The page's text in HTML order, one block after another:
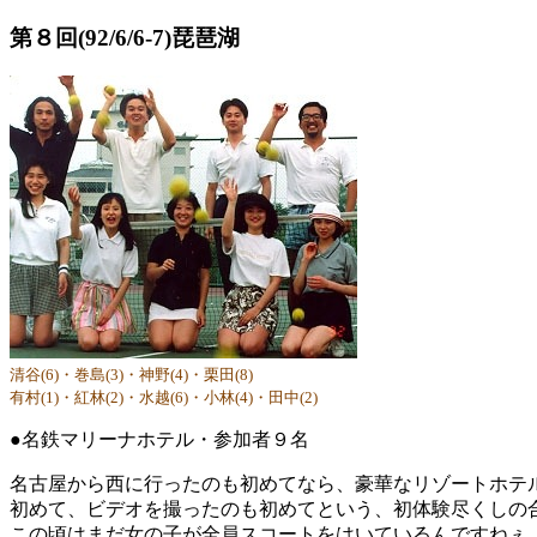
第８回(92/6/6-7)琵琶湖
清谷(6)・巻島(3)・神野(4)・栗田(8)
有村(1)・紅林(2)・水越(6)・小林(4)・田中(2)
●名鉄マリーナホテル・参加者９名
名古屋から西に行ったのも初めてなら、豪華なリゾートホテ
初めて、ビデオを撮ったのも初めてという、初体験尽くしの